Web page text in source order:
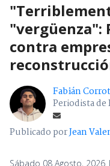
"vergüenza":
contra
Fabián
Periodista de
Publicado porJean
Sábado 08 Agosto, 2026